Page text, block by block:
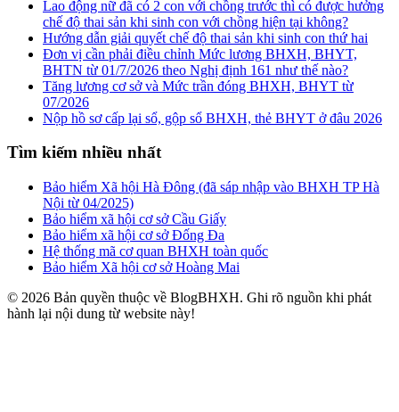
Lao động nữ đã có 2 con với chồng trước thì có được hưởng
chế độ thai sản khi sinh con với chồng hiện tại không?
Hướng dẫn giải quyết chế độ thai sản khi sinh con thứ hai
Đơn vị cần phải điều chỉnh Mức lương BHXH, BHYT,
BHTN từ 01/7/2026 theo Nghị định 161 như thế nào?
Tăng lương cơ sở và Mức trần đóng BHXH, BHYT từ
07/2026
Nộp hồ sơ cấp lại sổ, gộp sổ BHXH, thẻ BHYT ở đâu 2026
Tìm kiếm nhiều nhất
Bảo hiểm Xã hội Hà Đông (đã sáp nhập vào BHXH TP Hà
Nội từ 04/2025)
Bảo hiểm xã hội cơ sở Cầu Giấy
Bảo hiểm xã hội cơ sở Đống Đa
Hệ thống mã cơ quan BHXH toàn quốc
Bảo hiểm Xã hội cơ sở Hoàng Mai
© 2026 Bản quyền thuộc về BlogBHXH. Ghi rõ nguồn khi phát
hành lại nội dung từ website này!